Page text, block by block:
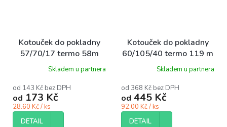
Kotouček do pokladny
57/70/17 termo 58m
bal/5 ks
Skladem u partnera
od 143 Kč bez DPH
od 173 Kč
28.60 Kč / ks
DETAIL
Kotouček do pokladny
60/105/40 termo 119 m
bal/4 ks
Skladem u partnera
od 368 Kč bez DPH
od 445 Kč
92.00 Kč / ks
DETAIL